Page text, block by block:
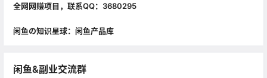
全网网赚项目，联系QQ：3680295
闲鱼の知识星球：闲鱼产品库
闲鱼&副业交流群